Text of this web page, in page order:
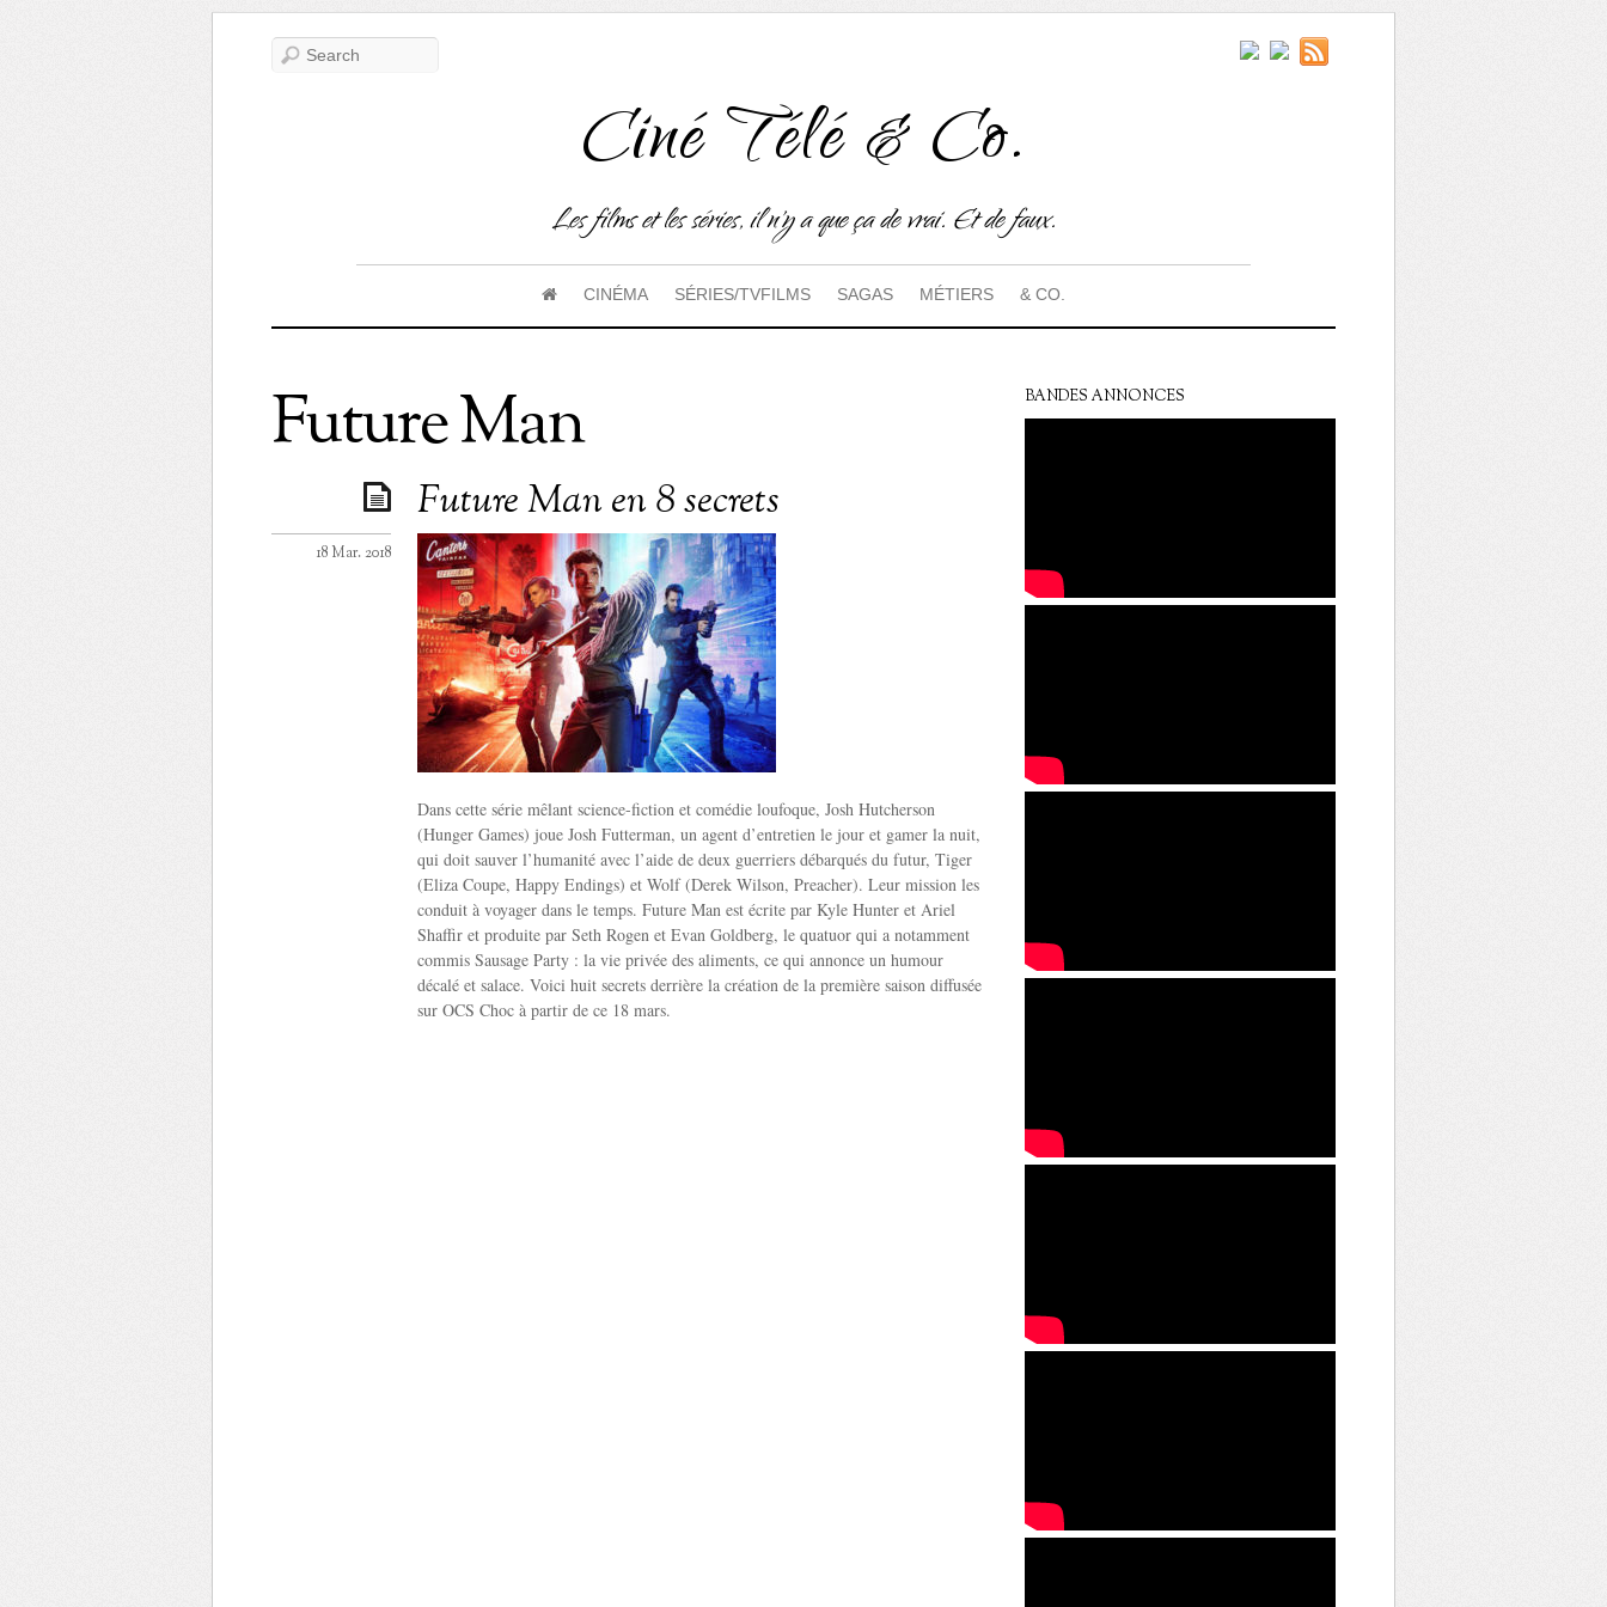
Ciné Télé & Co.
Les films et les séries, il n'y a que ça de vrai. Et de faux.
CINÉMA SÉRIES/TVFILMS SAGAS MÉTIERS & CO.
Future Man
Future Man en 8 secrets
18 Mar. 2018
Dans cette série mêlant science-fiction et comédie loufoque, Josh Hutcherson
(Hunger Games) joue Josh Futterman, un agent d’entretien le jour et gamer la nuit,
qui doit sauver l’humanité avec l’aide de deux guerriers débarqués du futur, Tiger
(Eliza Coupe, Happy Endings) et Wolf (Derek Wilson, Preacher). Leur mission les
conduit à voyager dans le temps. Future Man est écrite par Kyle Hunter et Ariel
Shaffir et produite par Seth Rogen et Evan Goldberg, le quatuor qui a notamment
commis Sausage Party : la vie privée des aliments, ce qui annonce un humour
décalé et salace. Voici huit secrets derrière la création de la première saison diffusée
sur OCS Choc à partir de ce 18 mars.
BANDES ANNONCES